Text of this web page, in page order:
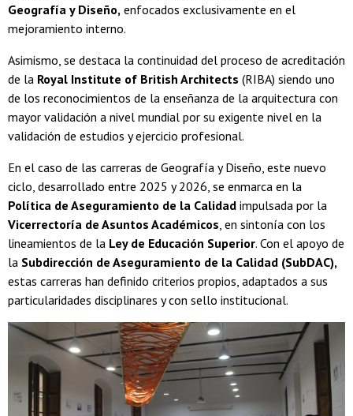
Geografía y Diseño, enfocados exclusivamente en el
mejoramiento interno.
Asimismo, se destaca la continuidad del proceso de acreditación
de la Royal Institute of British Architects (RIBA) siendo uno
de los reconocimientos de la enseñanza de la arquitectura con
mayor validación a nivel mundial por su exigente nivel en la
validación de estudios y ejercicio profesional.
En el caso de las carreras de Geografía y Diseño, este nuevo
ciclo, desarrollado entre 2025 y 2026, se enmarca en la
Política de Aseguramiento de la Calidad impulsada por la
Vicerrectoría de Asuntos Académicos , en sintonía con los
lineamientos de la Ley de Educación Superior. Con el apoyo de
la Subdirección de Aseguramiento de la Calidad (SubDAC),
estas carreras han definido criterios propios, adaptados a sus
particularidades disciplinares y con sello institucional.